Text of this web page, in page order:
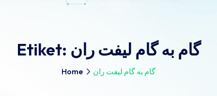
Etiket: گام به گام لیفت ران
Home گام به گام لیفت ران